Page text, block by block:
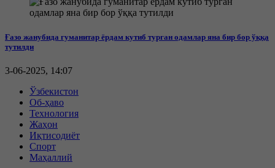
Ғазо жанубида гуманитар ёрдам кутиб турган одамлар яна бир бор ўққа
тутилди
3-06-2025, 14:07
Ўзбекистон
Об-ҳаво
Технология
Жаҳон
Иқтисодиёт
Спорт
Маҳаллий